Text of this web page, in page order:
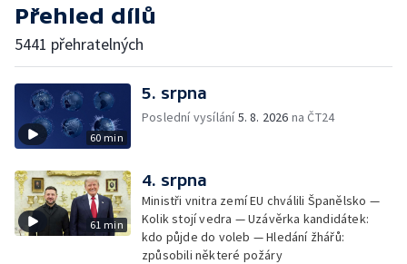
Přehled dílů
5441 přehratelných
60 min
5. srpna
Poslední vysílání5. 8. 2026 na ČT24
61 min
4. srpna
Ministři vnitra zemí EU chválili Španělsko —
Kolik stojí vedra — Uzávěrka kandidátek:
kdo půjde do voleb — Hledání žhářů:
způsobili některé požáry